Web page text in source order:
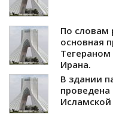
По словам
основная
Ирана.
В здании
проведена
Исламской